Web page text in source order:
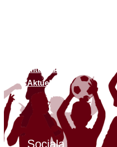
Hitta butiker
Aktuellt
Sociala